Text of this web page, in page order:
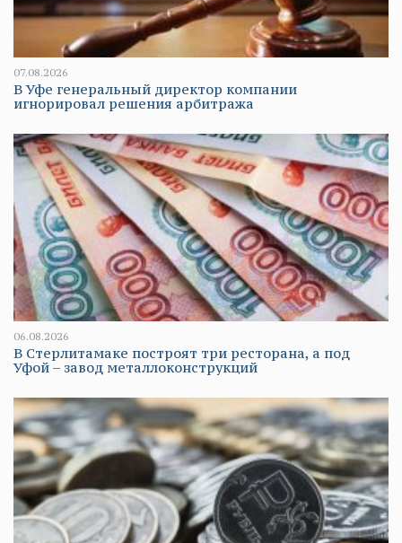
07.08.2026
В Уфе генеральный директор компании
игнорировал решения арбитража
06.08.2026
В Стерлитамаке построят три ресторана, а под
Уфой – завод металлоконструкций